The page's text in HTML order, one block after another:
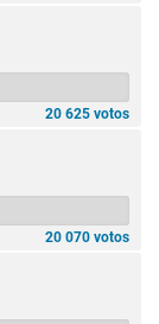
20 625 votos
20 070 votos